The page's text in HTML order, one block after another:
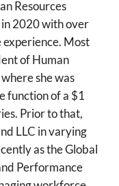
Resources
2020 with over
experience. Most
of Human
she was
function of a $1
Prior to that,
LLC in varying
as the Global
Performance